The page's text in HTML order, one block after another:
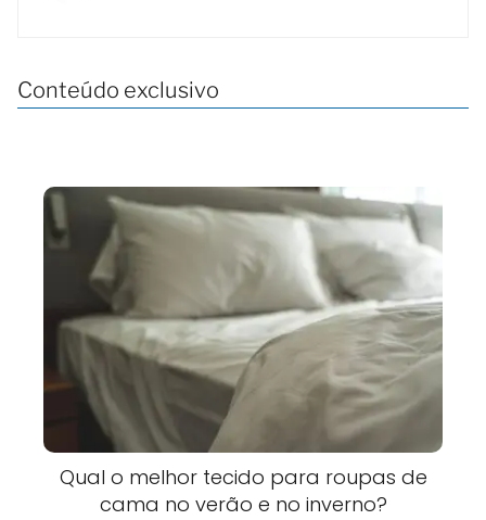
Conteúdo exclusivo
Qual o melhor tecido para roupas de
cama no verão e no inverno?